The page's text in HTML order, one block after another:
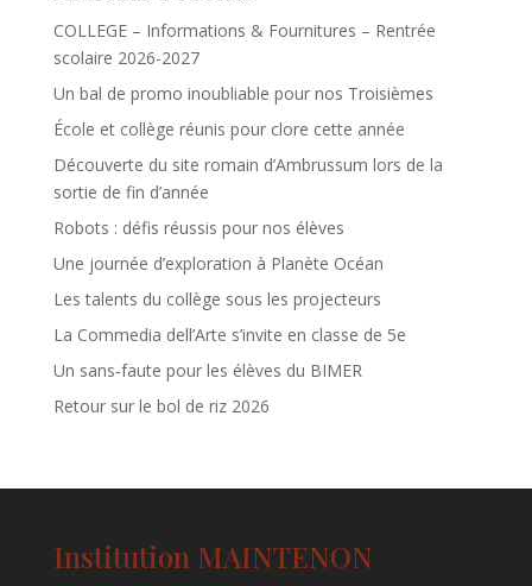
COLLEGE – Informations & Fournitures – Rentrée
scolaire 2026-2027
Un bal de promo inoubliable pour nos Troisièmes
École et collège réunis pour clore cette année
Découverte du site romain d’Ambrussum lors de la
sortie de fin d’année
Robots : défis réussis pour nos élèves
Une journée d’exploration à Planète Océan
Les talents du collège sous les projecteurs
La Commedia dell’Arte s’invite en classe de 5e
Un sans‑faute pour les élèves du BIMER
Retour sur le bol de riz 2026
Institution MAINTENON